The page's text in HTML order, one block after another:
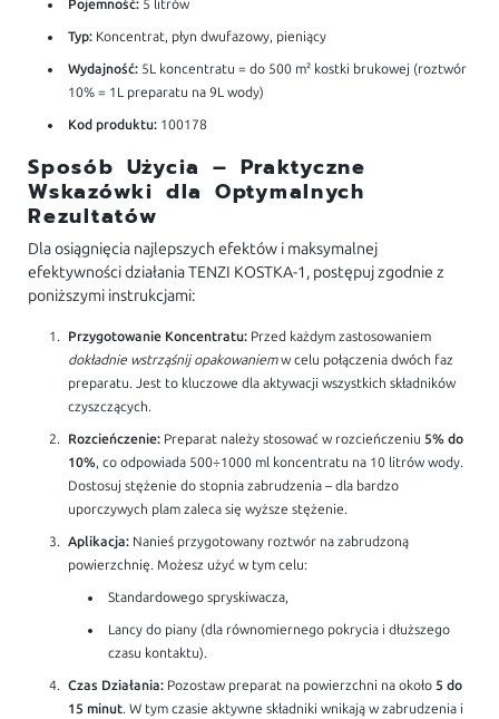
Pojemność: 5 litrów
Typ: Koncentrat, płyn dwufazowy, pieniący
Wydajność: 5L koncentratu = do 500 m² kostki brukowej (roztwór
10% = 1L preparatu na 9L wody)
Kod produktu: 100178
Sposób Użycia – Praktyczne
Wskazówki dla Optymalnych
Rezultatów
Dla osiągnięcia najlepszych efektów i maksymalnej
efektywności działania TENZI KOSTKA-1, postępuj zgodnie z
poniższymi instrukcjami:
Przygotowanie Koncentratu: Przed każdym zastosowaniem
dokładnie wstrząśnij opakowaniemw celu połączenia dwóch faz
preparatu. Jest to kluczowe dla aktywacji wszystkich składników
czyszczących.
Rozcieńczenie: Preparat należy stosować w rozcieńczeniu5% do
10%, co odpowiada 500÷1000 ml koncentratu na 10 litrów wody.
Dostosuj stężenie do stopnia zabrudzenia – dla bardzo
uporczywych plam zaleca się wyższe stężenie.
Aplikacja: Nanieś przygotowany roztwór na zabrudzoną
powierzchnię. Możesz użyć w tym celu:
Standardowego spryskiwacza,
Lancy do piany (dla równomiernego pokrycia i dłuższego
czasu kontaktu).
Czas Działania: Pozostaw preparat na powierzchni na około5 do
15 minut. W tym czasie aktywne składniki wnikają w zabrudzenia i